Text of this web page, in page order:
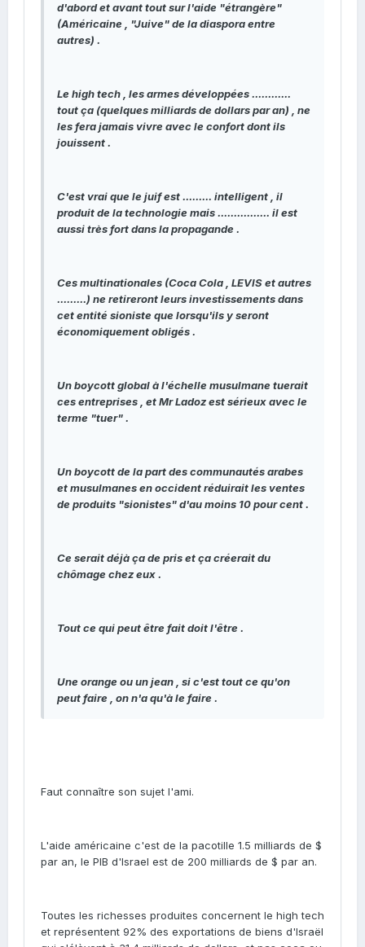
d'abord et avant tout sur l'aide "étrangère"
(Américaine , "Juive" de la diaspora entre
autres) .
Le high tech , les armes développées ............
tout ça (quelques milliards de dollars par an) , ne
les fera jamais vivre avec le confort dont ils
jouissent .
C'est vrai que le juif est ......... intelligent , il
produit de la technologie mais ................ il est
aussi très fort dans la propagande .
Ces multinationales (Coca Cola , LEVIS et autres
.........) ne retireront leurs investissements dans
cet entité sioniste que lorsqu'ils y seront
économiquement obligés .
Un boycott global à l'échelle musulmane tuerait
ces entreprises , et Mr Ladoz est sérieux avec le
terme "tuer" .
Un boycott de la part des communautés arabes
et musulmanes en occident réduirait les ventes
de produits "sionistes" d'au moins 10 pour cent .
Ce serait déjà ça de pris et ça créerait du
chômage chez eux .
Tout ce qui peut être fait doit l'être .
Une orange ou un jean , si c'est tout ce qu'on
peut faire , on n'a qu'à le faire .
Faut connaître son sujet l'ami.
L'aide américaine c'est de la pacotille 1.5 milliards de $
par an, le PIB d'Israel est de 200 milliards de $ par an.
Toutes les richesses produites concernent le high tech
et représentent 92% des exportations de biens d'Israël